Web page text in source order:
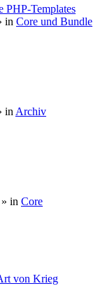
PHP-Templates
in Core und Bundle
in Archiv
» in Core
von Krieg